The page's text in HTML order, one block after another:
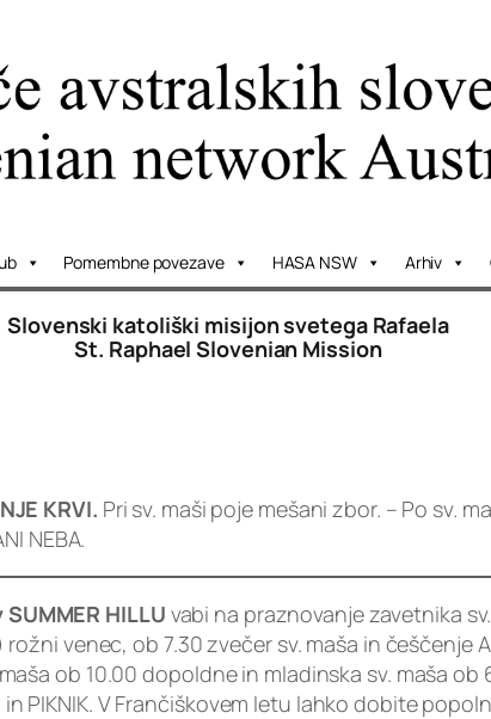
Pomembne povezave HASA NSW Arhiv
Slovenski katoliški misijon svetega Rafaela
St. Raphael Slovenian Mission
KRVI. Pri sv. maši poje mešani zbor. – Po sv.
NEBA.
SUMMER HILLU vabi na praznovanje zavetnika
venec, ob 7.30 zvečer sv. maša in češčenje
ob 10.00 dopoldne in mladinska sv. maša
in PIKNIK. V Frančiškovem letu lahko dobite